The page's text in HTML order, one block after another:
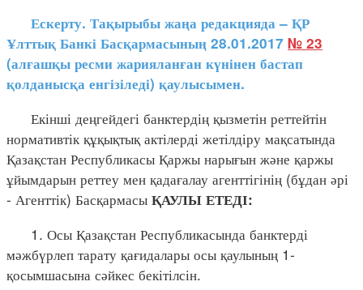
Ескерту. Тақырыбы жаңа редакцияда – ҚР
Ұлттық Банкі Басқармасының 28.01.2017 № 23
(алғашқы ресми жарияланған күнінен бастап
қолданысқа енгізіледі) қаулысымен.
Екінші деңгейдегі банктердің қызметін реттейтін
нормативтік құқықтық актілерді жетілдіру мақсатында
Қазақстан Республикасы Қаржы нарығын және қаржы
ұйымдарын реттеу мен қадағалау агенттігінің (бұдан әрі
- Агенттік) Басқармасы ҚАУЛЫ ЕТЕДІ:
1. Осы Қазақстан Республикасында банктерді
мәжбүрлеп тарату қағидалары осы қаулының 1-
қосымшасына сәйкес бекітілсін.